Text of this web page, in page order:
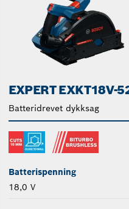
EXPERT EXKT18V-
Batteridrevet dykksag
Batterispenning
18,0 V